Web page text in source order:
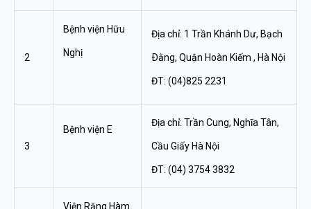
2
Bệnh viện Hữu
Nghị
Địa chỉ: 1 Trần Khánh Dư, Bạch
Ðằng, Quận Hoàn Kiếm , Hà Nội
ĐT: (04)825 2231
3
Bệnh viện E
Địa chỉ: Trần Cung, Nghĩa Tân,
Cầu Giấy Hà Nội
ĐT: (04) 3754 3832
Viện Răng Hàm